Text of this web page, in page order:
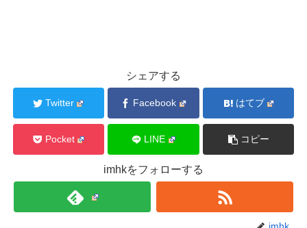
シェアする
Twitter Facebook はてブ
Pocket LINE コピー
imhkをフォローする